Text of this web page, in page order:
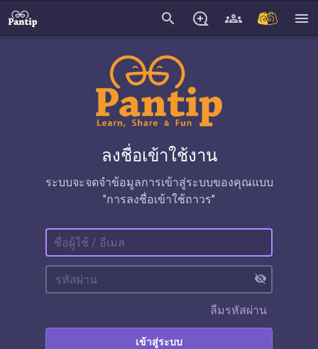
search menu
ลงชื่อเข้าใช้งาน
ระบบจะจดจำข้อมูลการเข้าสู่ระบบของคุณแบบ
"การลงชื่อเข้าใช้ถาวร"
visibility_off
ลืมรหัสผ่าน
เข้าสู่ระบบ